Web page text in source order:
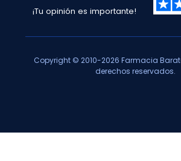
¡Tu opinión es importante!
Copyright © 2010-2026 Farmacia
derechos reservados.